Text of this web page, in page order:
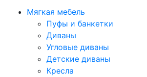
Мягкая мебель
Пуфы и банкетки
Диваны
Угловые диваны
Детские диваны
Кресла